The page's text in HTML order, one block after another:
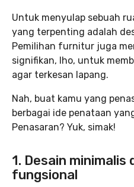
Untuk menyulap sebuah
yang terpenting adalah
Pemilihan furnitur juga
signifikan, lho, untuk
agar terkesan lapang.
Nah, buat kamu yang
berbagai ide penataan
Penasaran? Yuk, simak!
1. Desain
fungsional